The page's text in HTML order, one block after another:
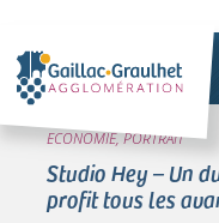
ECONOMIE, PORTRAIT
Studio Hey – Un
profit tous les